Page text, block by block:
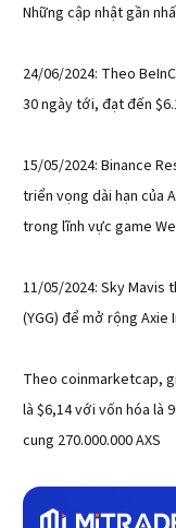
Những cập nhật gần
24/06/2024: Theo
30 ngày tới, đạt đến
15/05/2024: Binance
triển vọng dài hạn của
trong lĩnh vực game
11/05/2024: Sky Mavis
(YGG) để mở rộng
Theo coinmarketcap,
là $6,14 với vốn hóa là
cung 270.000.000 AXS